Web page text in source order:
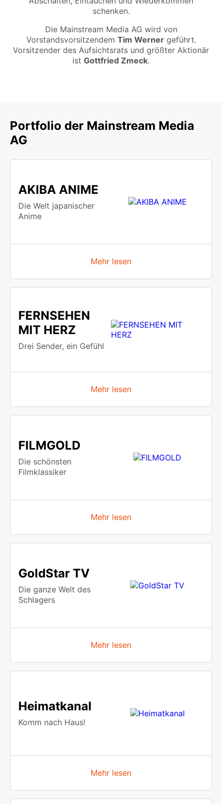
schenken.
Die Mainstream Media AG wird von
Vorstandsvorsitzendem Tim Wernergeführt.
Vorsitzender des Aufsichtsrats und größter Aktionär
ist Gottfried Zmeck.
Portfolio der Mainstream Media
AG
AKIBA ANIME
Die Welt japanischer
Anime
Mehr lesen
FERNSEHEN
MIT HERZ
Drei Sender, ein Gefühl
Mehr lesen
FILMGOLD
Die schönsten
Filmklassiker
Mehr lesen
GoldStar TV
Die ganze Welt des
Schlagers
Mehr lesen
Heimatkanal
Komm nach Haus!
Mehr lesen